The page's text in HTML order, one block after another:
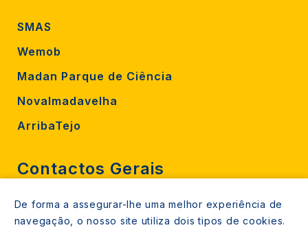
SMAS
Wemob
Madan Parque de Ciência
Novalmadavelha
ArribaTejo
Contactos Gerais
212 724 000
De forma a assegurar-lhe uma melhor experiência de
navegação, o nosso site utiliza dois tipos de cookies.